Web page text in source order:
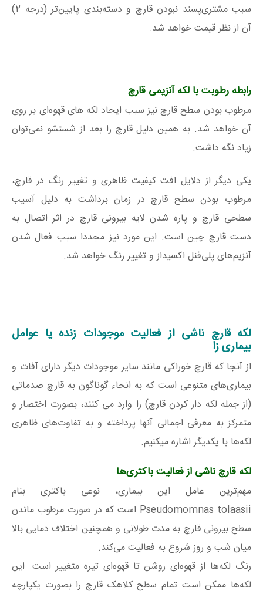
سبب مشتری‌پسند نبودن قارچ و دسته‌بندی پایین‌تر (درجه 2)
آن از نظر قیمت خواهد شد.
رابطه رطوبت با لکه آنزیمی قارچ
مرطوب بودن سطح قارچ نیز سبب ایجاد لکه‌ های قهوه‌ای بر روی
آن خواهد شد. به همین دلیل قارچ را بعد از شستشو نمی‌توان
زیاد نگه داشت.
یکی دیگر از دلایل افت کیفیت ظاهری و تغییر رنگ در قارچ،
مرطوب بودن سطح قارچ در زمان برداشت به دلیل آسیب
سطحی قارچ و پاره شدن لایه بیرونی قارچ در اثر اتصال به
دست قارچ چین است. این مورد نیز مجددا سبب فعال شدن
آنزیم‌های پلی‌فنل اکسیداز و تغییر رنگ خواهد شد.
لکه قارچ ناشی از فعالیت موجودات زنده یا عوامل
بیماری زا
از آنجا که قارچ خوراکی مانند سایر موجودات دیگر دارای آفات و
بیماری‌های متنوعی است که به انحاء گوناگون به قارچ صدماتی
(از جمله لکه دار کردن قارچ) را وارد می کنند، بصورت اختصار و
متمرکز به معرفی اجمالی آنها پرداخته و به تفاوت‌های ظاهری
لکه‌ها با یکدیگر اشاره میکنیم.
لکه قارچ ناشی از فعالیت باکتری‌ها
مهم‌ترین عامل این بیماری، نوعی باکتری بنام
Pseudomomnas tolaasii است که در صورت مرطوب ماندن
سطح بیرونی قارچ به مدت طولانی و همچنین اختلاف دمایی بالا
میان شب و روز شروع به فعالیت می‌کند.
رنگ لکه‌ها از قهوه‌ای روشن تا قهوه‌ای تیره متغییر است. این
لکه‌ها ممکن است تمام سطح کلاهک قارچ را بصورت یکپارچه